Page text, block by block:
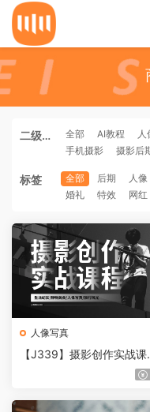
二级分
全部 AI教程 人
手机摄影
摄影后
标签 全部 后期 人像
婚礼
特效 网红
人像写真
【J339】摄影创作实战课
人像风光旅行静物生活纪